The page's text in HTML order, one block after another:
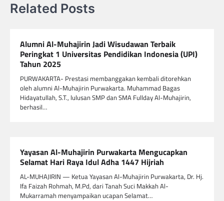
Related Posts
Alumni Al-Muhajirin Jadi Wisudawan Terbaik
Peringkat 1 Universitas Pendidikan Indonesia (UPI)
Tahun 2025
PURWAKARTA- Prestasi membanggakan kembali ditorehkan
oleh alumni Al-Muhajirin Purwakarta. Muhammad Bagas
Hidayatullah, S.T., lulusan SMP dan SMA Fullday Al-Muhajirin,
berhasil…
Yayasan Al-Muhajirin Purwakarta Mengucapkan
Selamat Hari Raya Idul Adha 1447 Hijriah
AL-MUHAJIRIN — Ketua Yayasan Al-Muhajirin Purwakarta, Dr. Hj.
Ifa Faizah Rohmah, M.Pd, dari Tanah Suci Makkah Al-
Mukarramah menyampaikan ucapan Selamat…